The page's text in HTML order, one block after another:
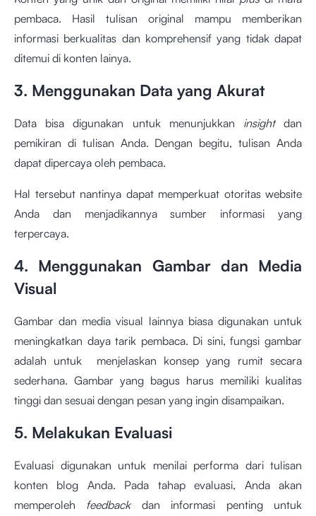
pembaca. Hasil tulisan original mampu memberikan
informasi berkualitas dan komprehensif yang tidak dapat
ditemui di konten lainya.
3. Menggunakan Data yang Akurat
Data bisa digunakan untuk menunjukkan insightdan
pemikiran di tulisan Anda. Dengan begitu, tulisan Anda
dapat dipercaya oleh pembaca.
Hal tersebut nantinya dapat memperkuat otoritas website
Anda dan menjadikannya sumber informasi yang
terpercaya.
4. Menggunakan Gambar dan Media
Visual
Gambar dan media visual lainnya biasa digunakan untuk
meningkatkan daya tarik pembaca. Di sini, fungsi gambar
adalah untuk menjelaskan konsep yang rumit secara
sederhana. Gambar yang bagus harus memiliki kualitas
tinggi dan sesuai dengan pesan yang ingin disampaikan.
5. Melakukan Evaluasi
Evaluasi digunakan untuk menilai performa dari tulisan
konten blog Anda. Pada tahap evaluasi, Anda akan
memperoleh feedbackdan informasi penting untuk